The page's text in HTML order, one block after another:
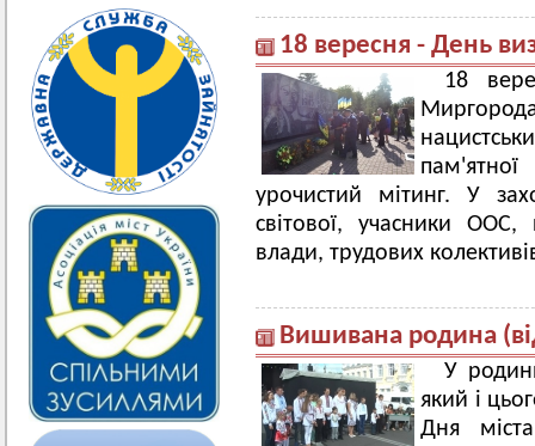
18 вересня - День
18
урочистий мітинг. У
світової, учасники ООС,
влади, трудових
Вишивана родина
У
який і
Дня